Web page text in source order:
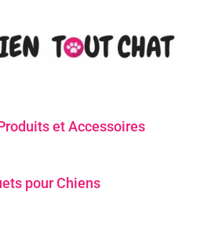
et Accessoires
pour Chiens